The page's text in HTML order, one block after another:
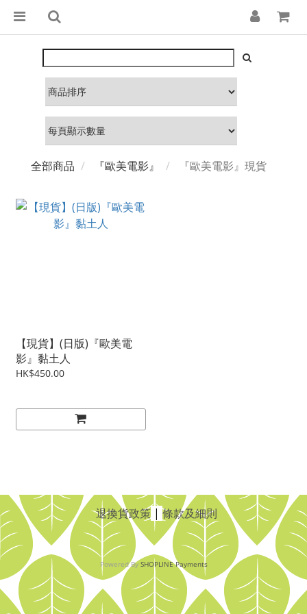
全部商品 『歐美電影』 『歐美電影』現貨
【現貨】(日版)『歐美電
影』黏土人
HK$450.00
退換貨政策| 條款及細則
Powered BySHOPLINE Payments